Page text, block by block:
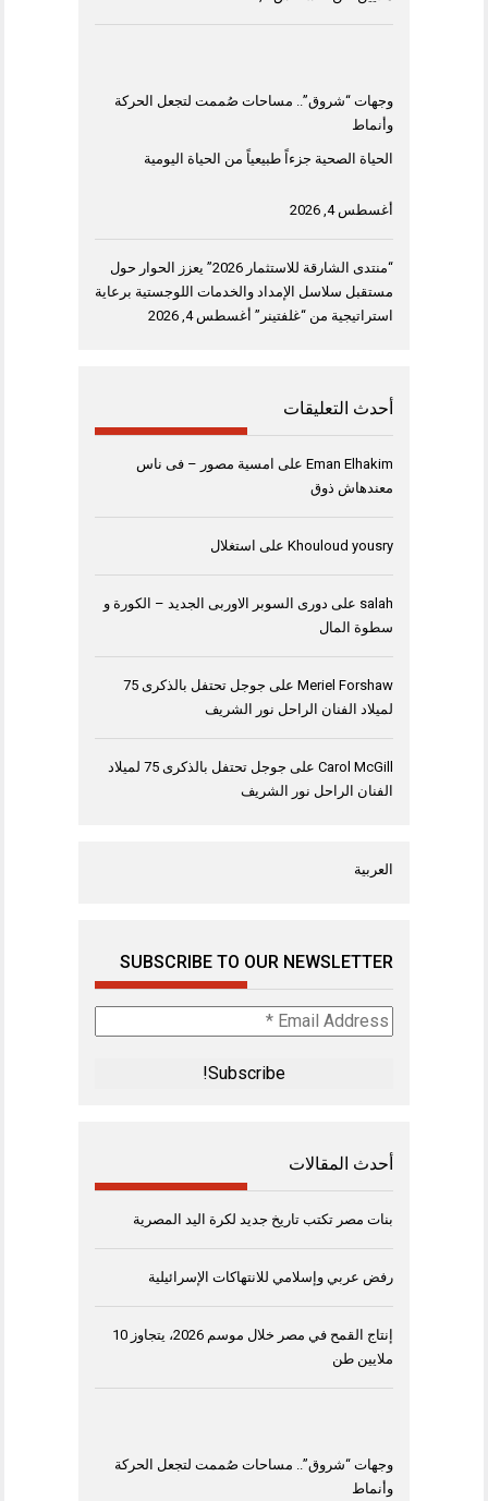
وجهات “شروق”.. مساحات صُممت لتجعل الحركة
وأنماط
الحياة الصحية جزءاً طبيعياً من الحياة اليومية
أغسطس 4, 2026
“منتدى الشارقة للاستثمار 2026” يعزز الحوار حول
مستقبل سلاسل الإمداد والخدمات اللوجستية برعاية
استراتيجية من “غلفتينر” أغسطس 4, 2026
أحدث التعليقات
Eman Elhakim على امسية مصور – فى ناس
معندهاش ذوق
Khouloud yousry على استغلال
salah على دورى السوبر الاوربى الجديد – الكورة و
سطوة المال
Meriel Forshaw على
جوجل تحتفل بالذكرى 75
لميلاد الفنان الراحل نور الشريف
Carol McGill على
جوجل تحتفل بالذكرى 75 لميلاد
الفنان الراحل نور الشريف
العربية
SUBSCRIBE TO OUR NEWSLETTER
Email
Address
أحدث المقالات
بنات مصر تكتب تاريخ جديد لكرة اليد المصرية
رفض عربي وإسلامي للانتهاكات الإسرائيلية
إنتاج القمح في مصر خلال موسم 2026، يتجاوز 10
ملايين طن
وجهات “شروق”.. مساحات صُممت لتجعل الحركة
وأنماط